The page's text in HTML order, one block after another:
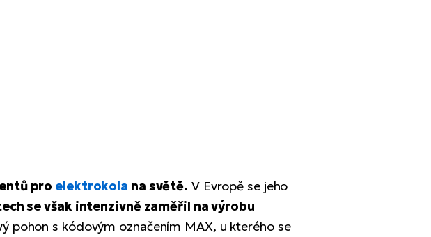
pro elektrokola na světě. V Evropě se jeho
se však intenzivně zaměřil na výrobu
pohon s kódovým označením MAX, u kterého se